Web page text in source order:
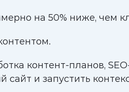
на 50% ниже, чем
контент-планов,
сайт и запустить